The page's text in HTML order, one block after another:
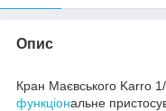
Опис
Кран Маєвського Karro
функціональне